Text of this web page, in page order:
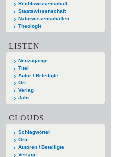
Rechtswissenschaft
Staatswissenschaft
Naturwissenschaften
Theologie
LISTEN
Neuzugänge
Titel
Autor / Beteiligte
Ort
Verlag
Jahr
CLOUDS
Schlagwörter
Orte
Autoren / Beteiligte
Verlage